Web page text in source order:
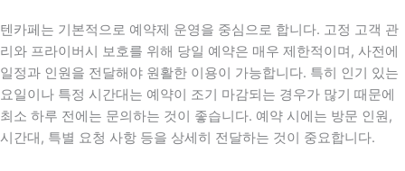
텐카페는 기본적으로 예약제 운영을 중심으로 합니다. 고정 고객 관
리와 프라이버시 보호를 위해 당일 예약은 매우 제한적이며, 사전에
일정과 인원을 전달해야 원활한 이용이 가능합니다. 특히 인기 있는
요일이나 특정 시간대는 예약이 조기 마감되는 경우가 많기 때문에
최소 하루 전에는 문의하는 것이 좋습니다. 예약 시에는 방문 인원,
시간대, 특별 요청 사항 등을 상세히 전달하는 것이 중요합니다.